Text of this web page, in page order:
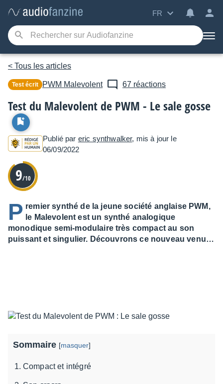
FR
< Tous les articles
Test écrit PWM Malevolent 67 réactions
Test du Malevolent de PWM - Le sale gosse
Publié par eric synthwalker, mis à jour le
06/09/2022
9/10
P remier synthé de la jeune société anglaise PWM,
le Malevolent est un synthé analogique
monodique semi-modulaire très compact au son
puissant et singulier. Découvrons ce nouveau venu…
Sommaire [masquer]
Compact et intégré